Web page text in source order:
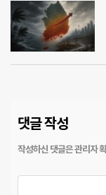
댓글 작성